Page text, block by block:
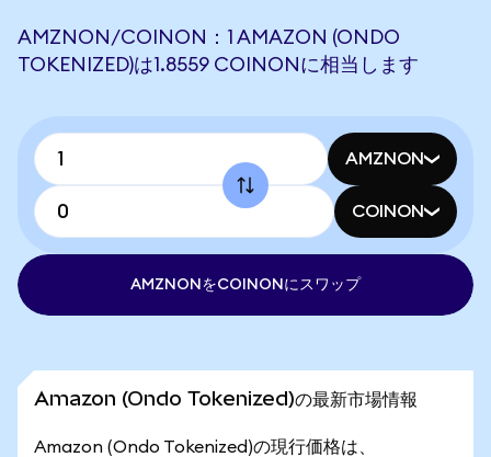
AMZNON/COINON：1 AMAZON (ONDO
TOKENIZED)は1.8559 COINONに相当します
AMZNON
COINON
AMZNONをCOINONにスワップ
Amazon (Ondo Tokenized)の最新市場情報
Amazon (Ondo Tokenized)の現行価格は、